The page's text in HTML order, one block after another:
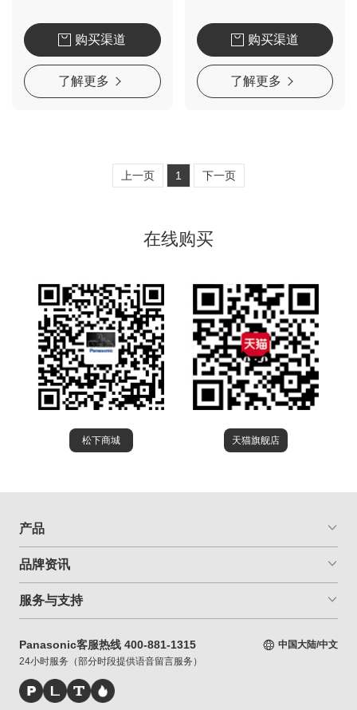
购买渠道
了解更多
购买渠道
了解更多
上一页 1 下一页
在线购买
松下商城 天猫旗舰店
产品
品牌资讯
服务与支持
Panasonic客服热线 400-881-1315
24小时服务（部分时段提供语音留言服务）
中国大陆/中文